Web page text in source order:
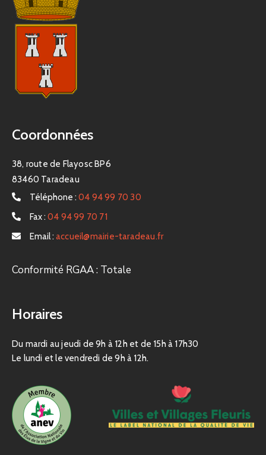
Coordonnées
38, route de Flayosc BP6
83460 Taradeau
Téléphone : 04 94 99 70 30
Fax : 04 94 99 70 71
Email : accueil@mairie-taradeau.fr
Conformité RGAA : Totale
Horaires
Du mardi au jeudi de 9h à 12h et de 15h à 17h30
Le lundi et le vendredi de 9h à 12h.